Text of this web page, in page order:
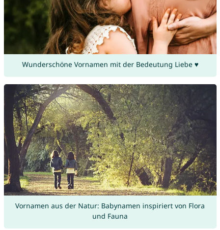
Wunderschöne Vornamen mit der Bedeutung Liebe ♥
Vornamen aus der Natur: Babynamen inspiriert von Flora
und Fauna